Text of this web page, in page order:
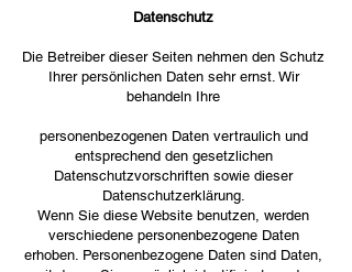
Datenschutz
Die Betreiber dieser Seiten nehmen den Schutz
Ihrer persönlichen Daten sehr ernst. Wir
behandeln Ihre
personenbezogenen Daten vertraulich und
entsprechend den gesetzlichen
Datenschutzvorschriften sowie dieser
Datenschutzerklärung.
Wenn Sie diese Website benutzen, werden
verschiedene personenbezogene Daten
erhoben. Personenbezogene Daten sind Daten,